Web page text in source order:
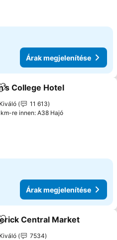
Árak megjelenítése
Hozzáadás a kedvencekhez
College Hotel
Kiváló
11 613
km-re innen: A38 Hajó
Árak megjelenítése
Hozzáadás a kedvencekhez
Central Market
Kiváló
7534